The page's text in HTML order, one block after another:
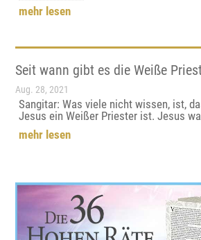
mehr lesen
Seit wann gibt es die Weiße
Aug. 28, 2021
Sangitar: Was viele nicht wissen, ist,
Jesus ein Weißer Priester ist. Jesus
mehr lesen